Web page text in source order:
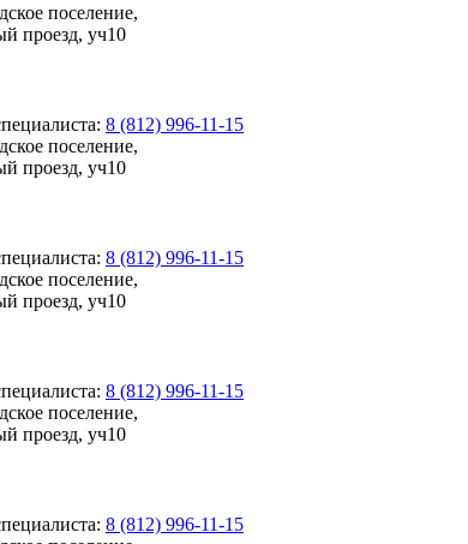
поселение,
проезд, уч10
8 (812) 996-11-15
поселение,
проезд, уч10
8 (812) 996-11-15
поселение,
проезд, уч10
8 (812) 996-11-15
поселение,
проезд, уч10
8 (812) 996-11-15